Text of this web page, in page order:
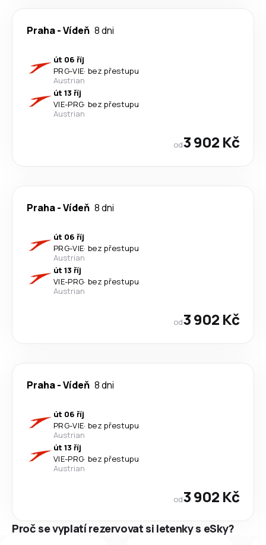
Praha-Vídeň 8 dni
út 06 říj
PRG-VIE· bez přestupu
Austrian
út 13 říj
VIE-PRG· bez přestupu
Austrian
od3 902 Kč
Praha-Vídeň 8 dni
út 06 říj
PRG-VIE· bez přestupu
Austrian
út 13 říj
VIE-PRG· bez přestupu
Austrian
od3 902 Kč
Praha-Vídeň 8 dni
út 06 říj
PRG-VIE· bez přestupu
Austrian
út 13 říj
VIE-PRG· bez přestupu
Austrian
od3 902 Kč
Proč se vyplatí rezervovat si letenky s eSky?